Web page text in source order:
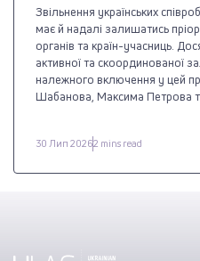
Звільнення українських
має й надалі залишатись
органів та країн-учасниць.
активної та скоординованої
належного включення у цей
Шабанова, Максима Петрова
30 Лип 20262 mins read